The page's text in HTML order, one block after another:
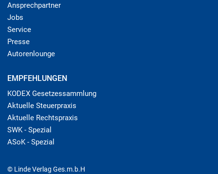
Ansprechpartner
Jobs
Service
Presse
Autorenlounge
EMPFEHLUNGEN
KODEX Gesetzessammlung
Aktuelle Steuerpraxis
Aktuelle Rechtspraxis
SWK - Spezial
ASoK - Spezial
© Linde Verlag Ges.m.b.H